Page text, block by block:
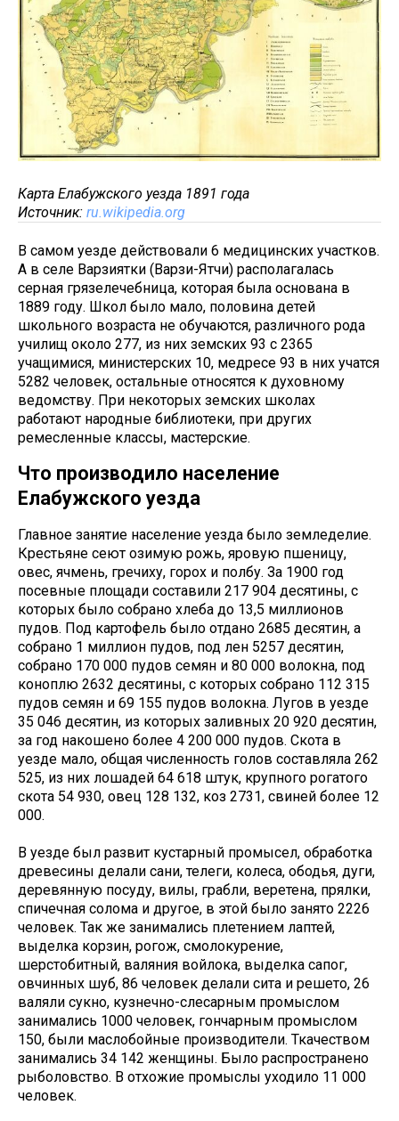
Карта Елабужского уезда 1891 года
Источник: ru.wikipedia.org
В самом уезде действовали 6 медицинских участков.
А в селе Варзиятки (Варзи-Ятчи) располагалась
серная грязелечебница, которая была основана в
1889 году. Школ было мало, половина детей
школьного возраста не обучаются, различного рода
училищ около 277, из них земских 93 с 2365
учащимися, министерских 10, медресе 93 в них учатся
5282 человек, остальные относятся к духовному
ведомству. При некоторых земских школах
работают народные библиотеки, при других
ремесленные классы, мастерские.
Что производило население
Елабужского уезда
Главное занятие население уезда было земледелие.
Крестьяне сеют озимую рожь, яровую пшеницу,
овес, ячмень, гречиху, горох и полбу. За 1900 год
посевные площади составили 217 904 десятины, с
которых было собрано хлеба до 13,5 миллионов
пудов. Под картофель было отдано 2685 десятин, а
собрано 1 миллион пудов, под лен 5257 десятин,
собрано 170 000 пудов семян и 80 000 волокна, под
коноплю 2632 десятины, с которых собрано 112 315
пудов семян и 69 155 пудов волокна. Лугов в уезде
35 046 десятин, из которых заливных 20 920 десятин,
за год накошено более 4 200 000 пудов. Скота в
уезде мало, общая численность голов составляла 262
525, из них лошадей 64 618 штук, крупного рогатого
скота 54 930, овец 128 132, коз 2731, свиней более 12
000.
В уезде был развит кустарный промысел, обработка
древесины делали сани, телеги, колеса, ободья, дуги,
деревянную посуду, вилы, грабли, веретена, прялки,
спичечная солома и другое, в этой было занято 2226
человек. Так же занимались плетением лаптей,
выделка корзин, рогож, смолокурение,
шерстобитный, валяния войлока, выделка сапог,
овчинных шуб, 86 человек делали сита и решето, 26
валяли сукно, кузнечно-слесарным промыслом
занимались 1000 человек, гончарным промыслом
150, были маслобойные производители. Ткачеством
занимались 34 142 женщины. Было распространено
рыболовство. В отхожие промыслы уходило 11 000
человек.